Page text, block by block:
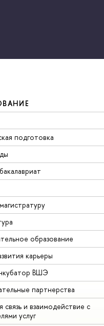
подготовка
образование
карьеры
ВШЭ
партнерства
связь и взаимодействие с
услуг